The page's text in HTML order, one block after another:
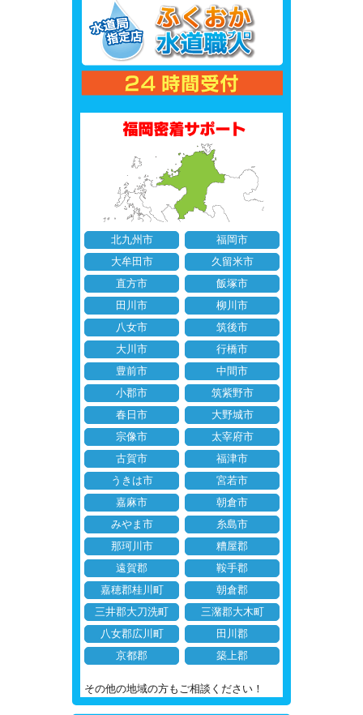
北九州市
福岡市
大牟田市
久留米市
直方市
飯塚市
田川市
柳川市
八女市
筑後市
大川市
行橋市
豊前市
中間市
小郡市
筑紫野市
春日市
大野城市
宗像市
太宰府市
古賀市
福津市
うきは市
宮若市
嘉麻市
朝倉市
みやま市
糸島市
那珂川市
糟屋郡
遠賀郡
鞍手郡
嘉穂郡桂川町
朝倉郡
三井郡大刀洗町
三潴郡大木町
八女郡広川町
田川郡
京都郡
築上郡
その他の地域の方もご相談ください！